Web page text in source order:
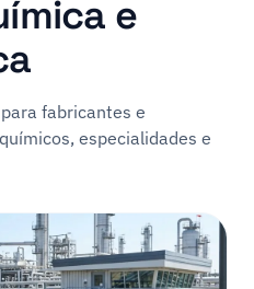
e
fabricantes e
especialidades e